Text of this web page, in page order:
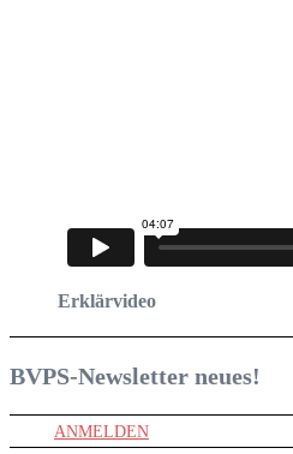
Erklärvideo
BVPS-Newsletter neues!
ANMELDEN